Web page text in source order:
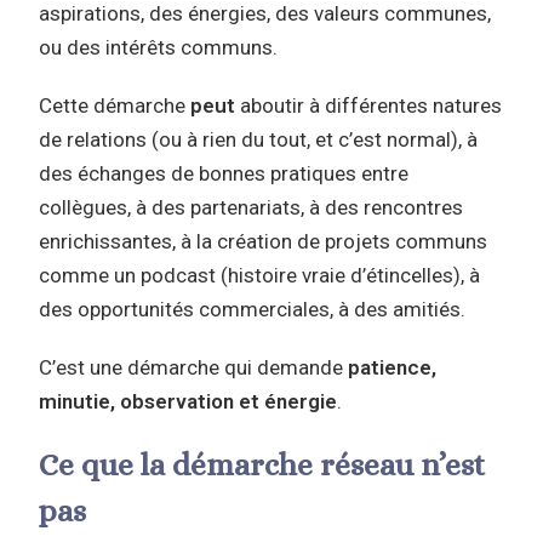
aspirations, des énergies, des valeurs communes,
ou des intérêts communs.
Cette démarche peut aboutir à différentes natures
de relations (ou à rien du tout, et c’est normal), à
des échanges de bonnes pratiques entre
collègues, à des partenariats, à des rencontres
enrichissantes, à la création de projets communs
comme un podcast (histoire vraie d’étincelles), à
des opportunités commerciales, à des amitiés.
C’est une démarche qui demande patience,
minutie, observation et énergie.
Ce que la démarche réseau n’est
pas